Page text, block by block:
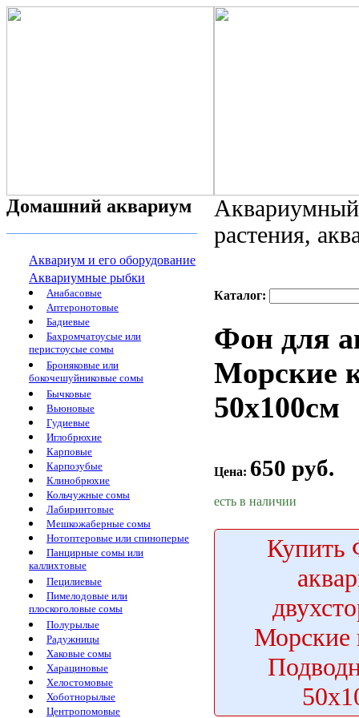
Домашний аквариум
Аквариум и его оборудование
Аквариумные рыбки
Анабасовые
Аптеронотовые
Бадиевые
Бахромчатоусые или
перистоусые сомы
Броняковые или
бокочешуйниковые сомы
Бычковые
Вьюновые
Гудиевые
Иглобрюхие
Карповые
Карпозубые
Клинобрюхие
Кольчужные сомы
Лабиринтовые
Мешкожаберные сомы
Нотоптеровые или спиноперые
Панцирные сомы или
каллихтовые
Пецилиевые
Пимелодовые или
плоскоголовые сомы
Полурылые
Радужницы
Хаковые сомы
Харациновые
Хелостомовые
Хоботнорылые
Центропомовые
растения,
Каталог:
Фон для
Морские
50х100см
Цена: 650 руб.
есть в наличии
Купить
Морские